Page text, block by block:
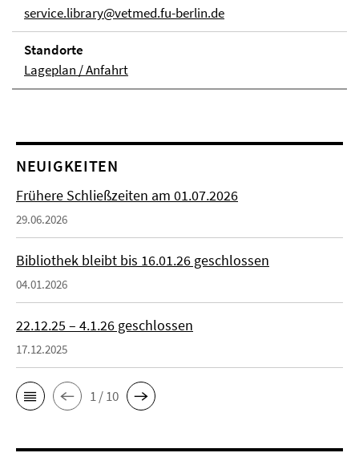
service.library@vetmed.fu-berlin.de
Stand­orte
Lageplan / Anfahrt
NEUIGKEITEN
Frühere Schließzeiten am 01.07.2026
29.06.2026
Bibliothek bleibt bis 16.01.26 geschlossen
04.01.2026
22.12.25 – 4.1.26 geschlossen
17.12.2025
1 / 10